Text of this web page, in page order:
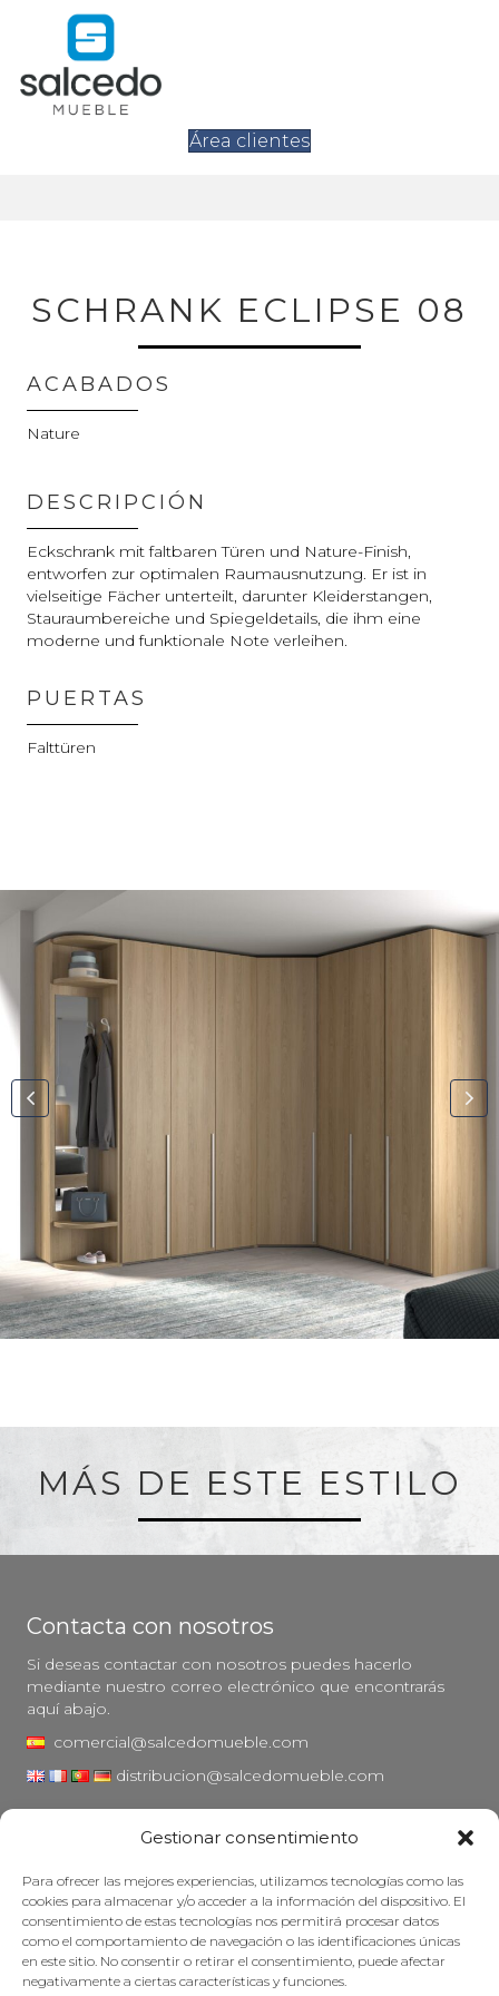
Gestionar consentimiento
Para ofrecer las mejores experiencias, utilizamos tecnologías como las
cookies para almacenar y/o acceder a la información del dispositivo. El
consentimiento de estas tecnologías nos permitirá procesar datos
como el comportamiento de navegación o las identificaciones únicas
en este sitio. No consentir o retirar el consentimiento, puede afectar
negativamente a ciertas características y funciones.
Área clientes
SCHRANK ECLIPSE 08
ACABADOS
Nature
DESCRIPCIÓN
Eckschrank mit faltbaren Türen und Nature-Finish,
entworfen zur optimalen Raumausnutzung. Er ist in
vielseitige Fächer unterteilt, darunter Kleiderstangen,
Stauraumbereiche und Spiegeldetails, die ihm eine
moderne und funktionale Note verleihen.
PUERTAS
Falttüren
MÁS DE ESTE ESTILO
Contacta con nosotros
Si deseas contactar con nosotros puedes hacerlo
mediante nuestro correo electrónico que encontrarás
aquí abajo.
comercial@salcedomueble.com
distribucion@salcedomueble.com
Aviso legal
Política de privacidad
Política de cookies